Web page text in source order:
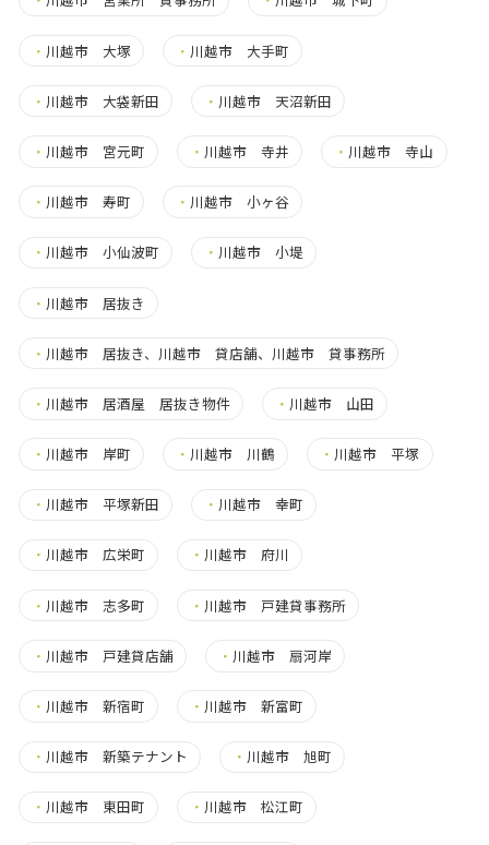
・ 川越市 大塚 ・ 川越市 大手町
・ 川越市 大袋新田 ・ 川越市 天沼新田
・ 川越市 宮元町 ・ 川越市 寺井 ・ 川越市 寺山
・ 川越市 寿町 ・ 川越市 小ヶ谷
・ 川越市 小仙波町 ・ 川越市 小堤
・ 川越市 居抜き
・ 川越市 居抜き、川越市 貸店舗、川越市 貸事務所
・ 川越市 居酒屋 居抜き物件 ・ 川越市 山田
・ 川越市 岸町 ・ 川越市 川鶴 ・ 川越市 平塚
・ 川越市 平塚新田 ・ 川越市 幸町
・ 川越市 広栄町 ・ 川越市 府川
・ 川越市 志多町 ・ 川越市 戸建貸事務所
・ 川越市 戸建貸店舗 ・ 川越市 扇河岸
・ 川越市 新宿町 ・ 川越市 新富町
・ 川越市 新築テナント ・ 川越市 旭町
・ 川越市 東田町 ・ 川越市 松江町